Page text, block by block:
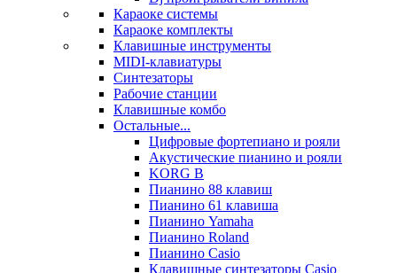
Караоке системы
Караоке комплекты
Клавишные инструменты
MIDI-клавиатуры
Синтезаторы
Рабочие станции
Клавишные комбо
Остальные...
Цифровые фортепиано и рояли
Акустические пианино и рояли
KORG B
Пианино 88 клавиш
Пианино 61 клавиша
Пианино Yamaha
Пианино Roland
Пианино Casio
Клавишные синтезаторы Casio